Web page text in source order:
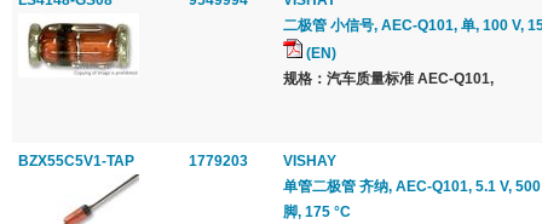
二极管 小信号, AEC-Q101, 单, 100 V,
(EN)
规格：汽车质量标准 AEC-Q101,
BZX55C5V1-TAP 1779203
VISHAY
单管二极管 齐纳, AEC-Q101, 5.1 V,
脚, 175 °C